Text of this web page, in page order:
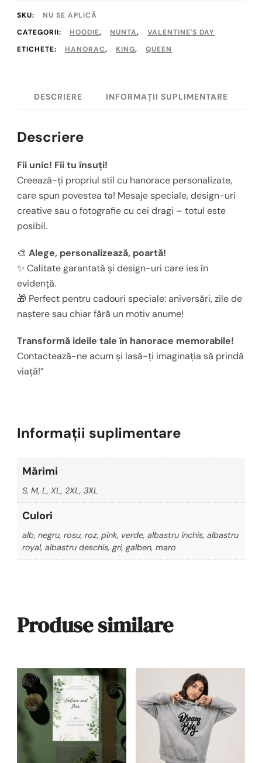
Queen"
SKU:
NU SE APLICĂ
CATEGORII:
HOODIE, NUNTA,
VALENTINE'S DAY
ETICHETE:
HANORAC, KING, QUEEN
DESCRIERE INFORMAȚII SUPLIMENTARE
Descriere
Fii unic! Fii tu însuți!
Creează-ți propriul stil cu hanorace personalizate,
care spun povestea ta! Mesaje speciale, design-uri
creative sau o fotografie cu cei dragi – totul este
posibil.
🎨 Alege, personalizează, poartă!
✨ Calitate garantată și design-uri care ies în
evidență.
🎁 Perfect pentru cadouri speciale: aniversări, zile de
naștere sau chiar fără un motiv anume!
Transformă ideile tale în hanorace memorabile!
Contactează-ne acum și lasă-ți imaginația să prindă
viață!”
Informații suplimentare
Mărimi
S, M, L, XL, 2XL, 3XL
Culori
alb, negru, rosu, roz, pink, verde, albastru inchis, albastru
royal, albastru deschis, gri, galben, maro
Produse similare